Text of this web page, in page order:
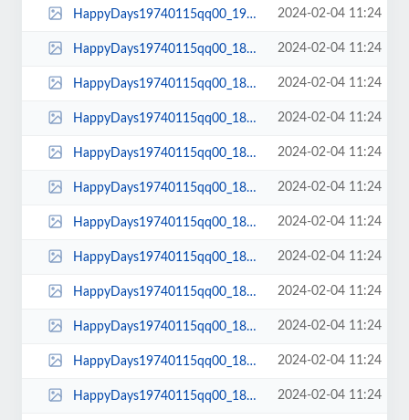
HappyDays19740115qq00_19_01qq00232.jpg 2024-02-04 11:24
HappyDays19740115qq00_18_34qq00231.jpg 2024-02-04 11:24
HappyDays19740115qq00_18_29qq00230.jpg 2024-02-04 11:24
HappyDays19740115qq00_18_26qq00229.jpg 2024-02-04 11:24
HappyDays19740115qq00_18_25qq00228.jpg 2024-02-04 11:24
HappyDays19740115qq00_18_22qq00227.jpg 2024-02-04 11:24
HappyDays19740115qq00_18_20qq00226.jpg 2024-02-04 11:24
HappyDays19740115qq00_18_18qq00225.jpg 2024-02-04 11:24
HappyDays19740115qq00_18_17qq00224.jpg 2024-02-04 11:24
HappyDays19740115qq00_18_16qq00223.jpg 2024-02-04 11:24
HappyDays19740115qq00_18_15qq00222.jpg 2024-02-04 11:24
HappyDays19740115qq00_18_13qq00221.jpg 2024-02-04 11:24